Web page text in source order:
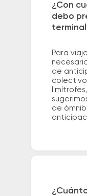
¿Con
debo
Para
de
de